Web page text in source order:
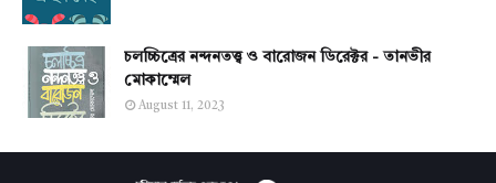
চলচ্চিত্রের নন্দনতত্ত্ব ও বারোজন ডিরেক্টর - তানভীর
মোকাম্মেল
August 11, 2023